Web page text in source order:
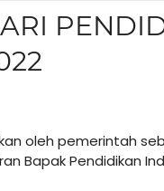
oleh pemerintah
Bapak Pendidikan